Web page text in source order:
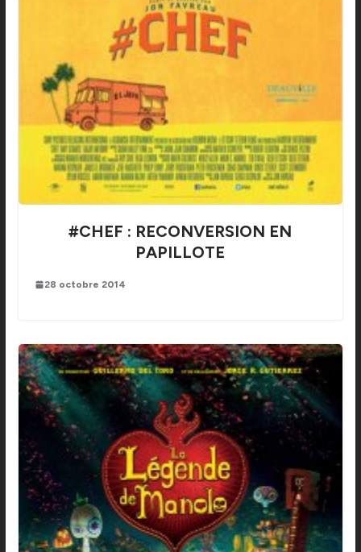
#CHEF : RECONVERSION EN
PAPILLOTE
28 octobre 2014